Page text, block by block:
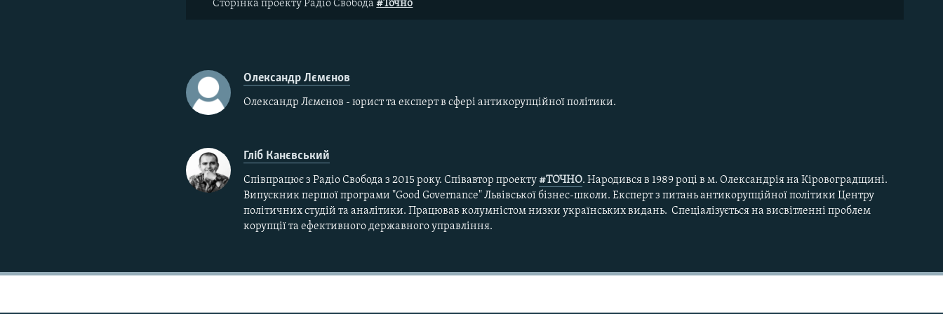
РУС
Сторінка проекту Радіо Свобода#Точно
Олександр Лємєнов
Олександр Лємєнов - юрист та експерт в сфері антикорупційної політики.
Гліб Канєвський
Співпрацює з Радіо Свобода з 2015 року. Співавтор проекту#ТОЧНО. Народився в 1989 році в м. Олександрія на Кіровоградщині.
Випускник першої програми "Good Governance" Львівської бізнес-школи. Експерт з питань антикорупційної політики Центру
політичних студій та аналітики. Працював колумністом низки українських видань. Спеціалізується на висвітленні проблем
корупції та ефективного державного управління.